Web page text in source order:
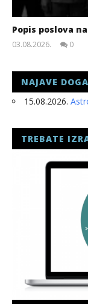
Popis poslova
03.08.2026.
0
NAJAVE
15.08.2026.
TREBATE